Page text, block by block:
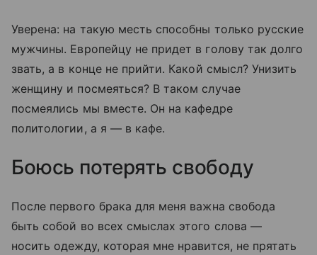
Уверена: на такую месть способны только русские
мужчины. Европейцу не придет в голову так долго
звать, а в конце не прийти. Какой смысл? Унизить
женщину и посмеяться? В таком случае
посмеялись мы вместе. Он на кафедре
политологии, а я — в кафе.
Боюсь потерять свободу
После первого брака для меня важна свобода
быть собой во всех смыслах этого слова —
носить одежду, которая мне нравится, не прятать